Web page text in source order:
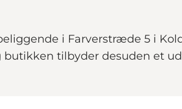
i Farverstræde 5 i
tilbyder desuden et